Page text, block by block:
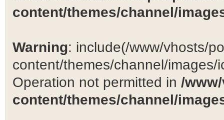
content/themes/channel/
Warning: include(/www/vhosts/
content/themes/channel/
Operation not permitted in /
content/themes/channel/